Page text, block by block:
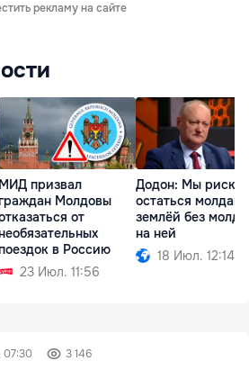
рекламу на сайте
МИД призвал
Молдовы
от
в Россию
23 Июл. 11:56
Додон: Мы
остаться
землёй без
на ней
18 Июл. 12:14
07:30 3 146